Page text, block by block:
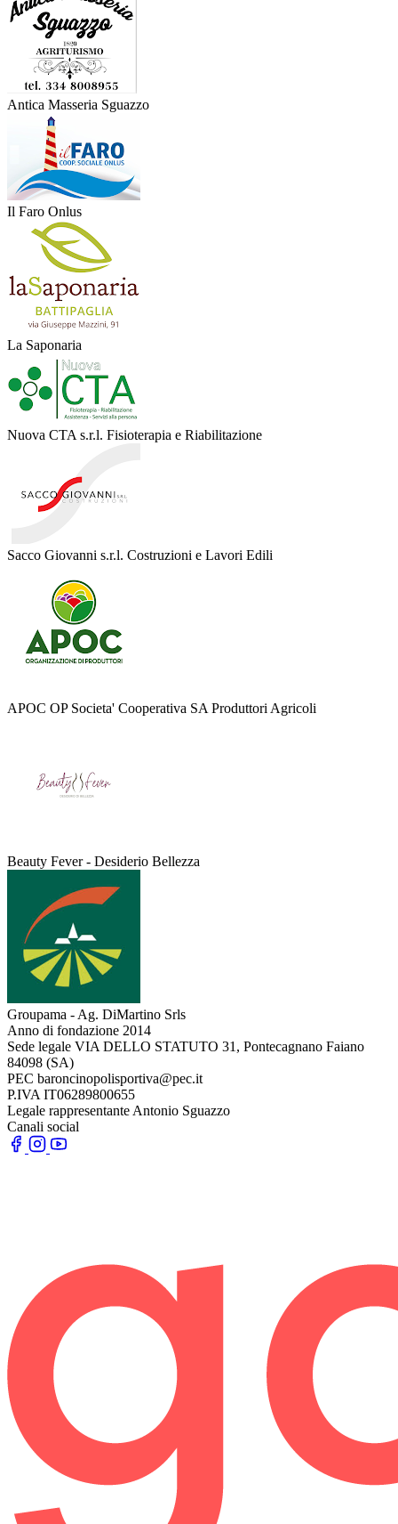
Antica Masseria Sguazzo
Il Faro Onlus
La Saponaria
Nuova CTA s.r.l. Fisioterapia e Riabilitazione
Sacco Giovanni s.r.l. Costruzioni e Lavori Edili
APOC OP Societa' Cooperativa SA Produttori Agricoli
Beauty Fever - Desiderio Bellezza
Groupama - Ag. DiMartino Srls
Anno di fondazione 2014
Sede legale VIA DELLO STATUTO 31, Pontecagnano Faiano
84098 (SA)
PEC baroncinopolisportiva@pec.it
P.IVA IT06289800655
Legale rappresentante Antonio Sguazzo
Canali social